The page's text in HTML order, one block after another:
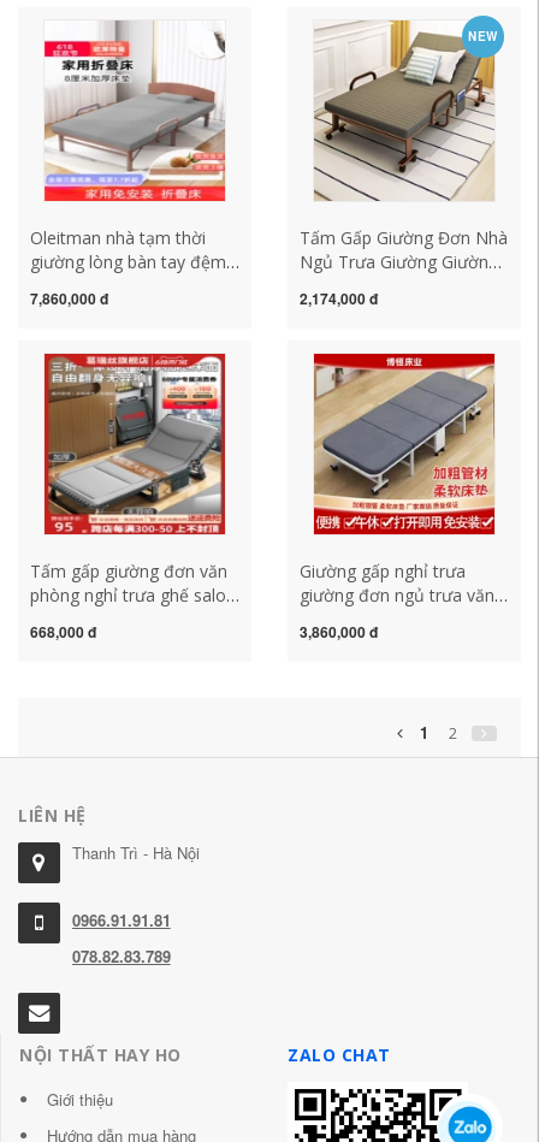
tại nhà, đồ tạo tác ngủ
trưa
Oleitman nhà tạm thời
giường lòng bàn tay đệm
nhỏ tiết kiệm không gian
giường có thể gập lại
7,860,000 đ
NEW
Tấm Gấp Giường Đơn Nhà
Ngủ Trưa Giường Giường
Đầu Ngủ Trưa Giường
Đơn Giản
2,174,000 đ
Tấm gấp giường đơn văn
phòng nghỉ trưa ghế salon
giường người lớn ngủ trưa
668,000 đ
Giường gấp nghỉ trưa
giường đơn ngủ trưa văn
lớn ngồi có thể ngả bệnh
3,860,000 đ
1 2
LIÊN HỆ
Thanh Trì - Hà Nội
0966.91.91.81
078.82.83.789
NỘI THẤT HAY HO
Giới thiệu
Hướng dẫn mua hàng
ZALO CHAT